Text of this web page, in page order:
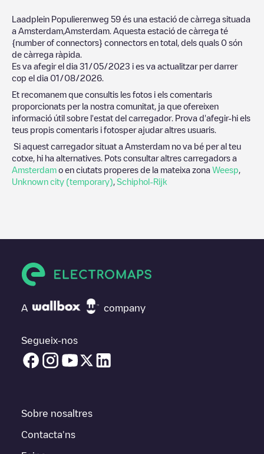
Laadplein Populierenweg 59 és una estació de càrrega situada
a Amsterdam Amsterdam . Aquesta estació de càrrega té
{number of connectors} connectors en total, dels quals 0 són
de càrrega ràpida.
Es va afegir el dia 31/05/2023 i es va actualitzar per darrer
cop el dia 01/08/2026
Et recomanem que consultis les fotos i els comentaris
proporcionats per la nostra comunitat, ja que ofereixen
informació útil sobre l'estat del carregador. Prova d'afegir-hi els
teus propis comentaris i fotosper ajudar altres usuaris.
Si aquest carregador situat a Amsterdam no va bé per al teu
cotxe, hi ha alternatives. Pots consultar altres carregadors a
Amsterdam o en ciutats properes de la mateixa zona Weesp
Unknown city (temporary) Schiphol-Rijk
A company
Segueix-nos
Sobre nosaltres
Contacta'ns